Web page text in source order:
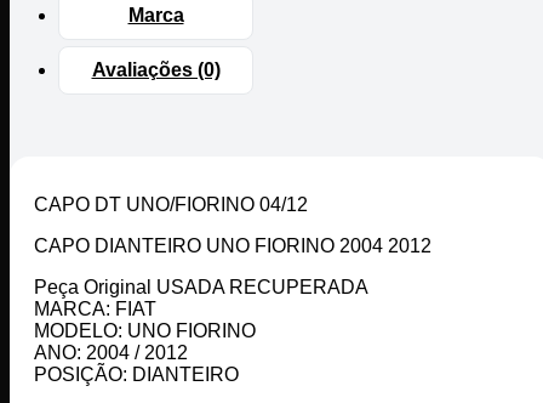
Marca
Avaliações (0)
CAPO DT UNO/FIORINO 04/12
CAPO DIANTEIRO UNO FIORINO 2004 2012
Peça Original USADA RECUPERADA
MARCA: FIAT
MODELO: UNO FIORINO
ANO: 2004 / 2012
POSIÇÃO: DIANTEIRO